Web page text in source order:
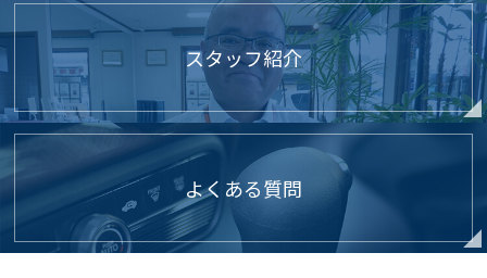
スタッフ紹介
よくある質問